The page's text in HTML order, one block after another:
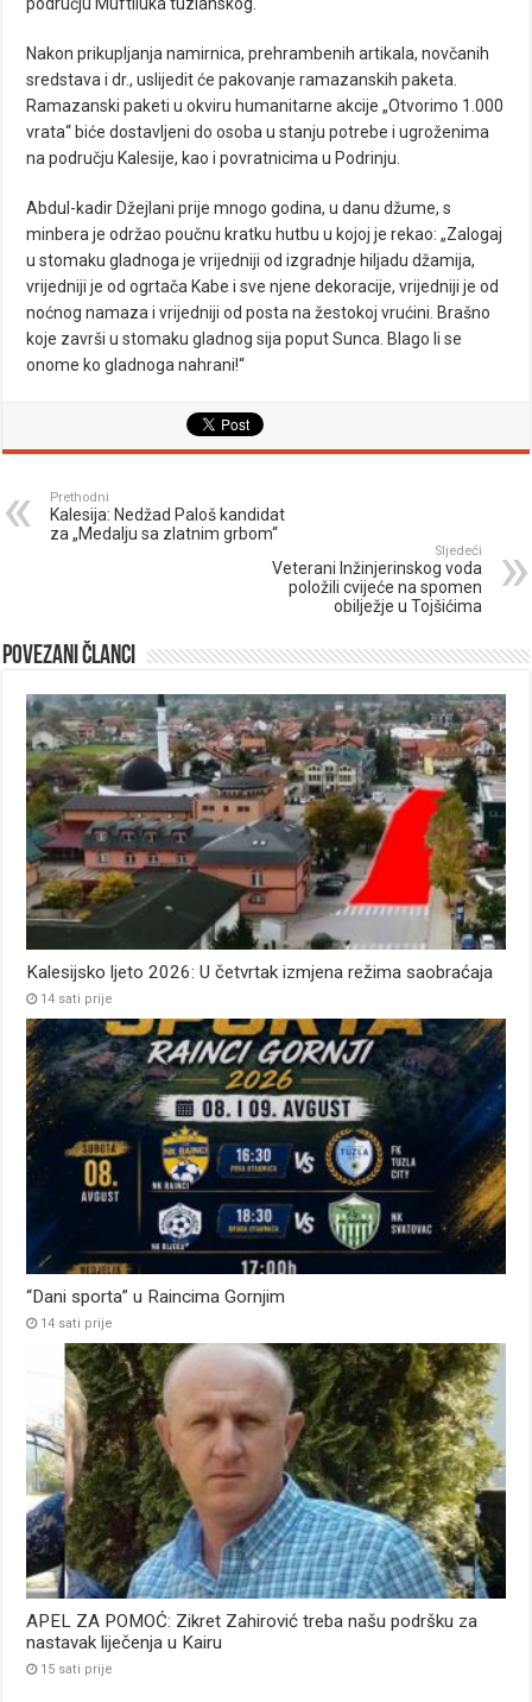
području Muftiluka tuzlanskog.
Nakon prikupljanja namirnica, prehrambenih artikala, novčanih
sredstava i dr., uslijedit će pakovanje ramazanskih paketa.
Ramazanski paketi u okviru humanitarne akcije „Otvorimo 1.000
vrata“ biće dostavljeni do osoba u stanju potrebe i ugroženima
na području Kalesije, kao i povratnicima u Podrinju.
Abdul-kadir Džejlani prije mnogo godina, u danu džume, s
minbera je održao poučnu kratku hutbu u kojoj je rekao: „Zalogaj
u stomaku gladnoga je vrijedniji od izgradnje hiljadu džamija,
vrijedniji je od ogrtača Kabe i sve njene dekoracije, vrijedniji je od
noćnog namaza i vrijedniji od posta na žestokoj vrućini. Brašno
koje završi u stomaku gladnog sija poput Sunca. Blago li se
onome ko gladnoga nahrani!“
Prethodni
Kalesija: Nedžad Paloš kandidat
za „Medalju sa zlatnim grbom“
Sljedeći
Veterani Inžinjerinskog voda
položili cvijeće na spomen
obilježje u Tojšićima
Povezani članci
Kalesijsko ljeto 2026: U četvrtak izmjena režima saobraćaja
14 sati prije
“Dani sporta” u Raincima Gornjim
14 sati prije
APEL ZA POMOĆ: Zikret Zahirović treba našu podršku za
nastavak liječenja u Kairu
15 sati prije